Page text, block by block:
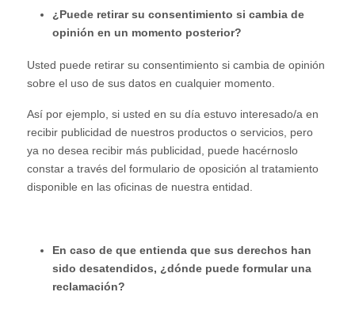
¿Puede retirar su consentimiento si cambia de
opinión en un momento posterior?
Usted puede retirar su consentimiento si cambia de opinión
sobre el uso de sus datos en cualquier momento.
Así por ejemplo, si usted en su día estuvo interesado/a en
recibir publicidad de nuestros productos o servicios, pero
ya no desea recibir más publicidad, puede hacérnoslo
constar a través del formulario de oposición al tratamiento
disponible en las oficinas de nuestra entidad.
En caso de que entienda que sus derechos han
sido desatendidos, ¿dónde puede formular una
reclamación?